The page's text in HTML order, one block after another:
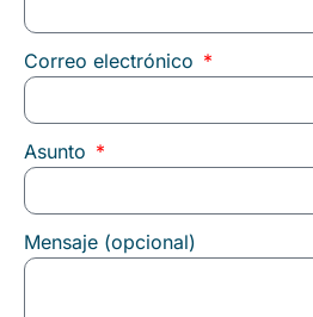
Correo electrónico
Asunto
Mensaje (opcional)